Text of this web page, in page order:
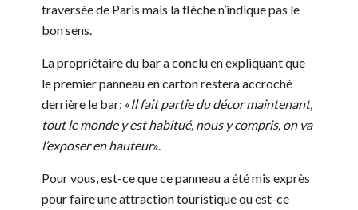
traversée de Paris mais la flèche n’indique pas le
bon sens.
La propriétaire du bar a conclu en expliquant que
le premier panneau en carton restera accroché
derrière le bar: «Il fait partie du décor maintenant,
tout le monde y est habitué, nous y compris, on va
l’exposer en hauteur».
Pour vous, est-ce que ce panneau a été mis exprès
pour faire une attraction touristique ou est-ce